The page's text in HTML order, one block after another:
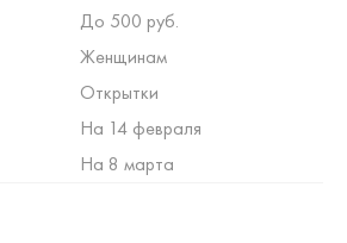
До 500 руб.
Женщинам
Открытки
На 14 февраля
На 8 марта